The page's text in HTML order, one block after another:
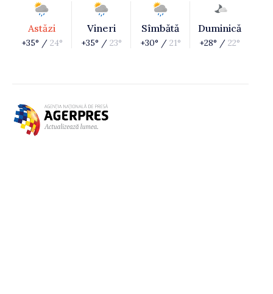
Astăzi
+35° / 24°
Vineri
+35° / 23°
Sîmbătă
+30° / 21°
Duminică
+28° / 22°